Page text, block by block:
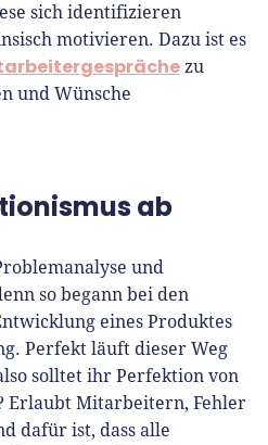
sich identifizieren
motivieren. Dazu ist es
zu
und Wünsche
ab
und
so begann bei den
eines Produktes
Perfekt läuft dieser Weg
solltet ihr Perfektion von
Mitarbeitern, Fehler
dafür ist, dass alle